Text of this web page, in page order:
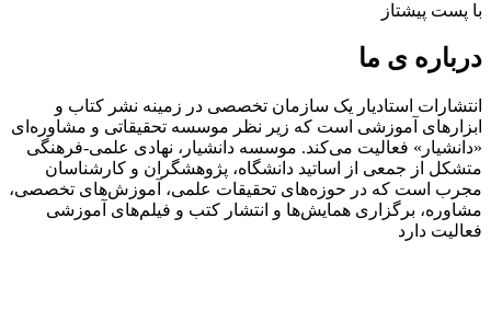
با پست پیشتاز
درباره ی ما
انتشارات استادیار یک سازمان تخصصی در زمینه نشر کتاب و
ابزارهای آموزشی است که زیر نظر موسسه تحقیقاتی و مشاوره‌ای
«دانشیار» فعالیت می‌کند. موسسه دانشیار، نهادی علمی-فرهنگی
متشکل از جمعی از اساتید دانشگاه، پژوهشگران و کارشناسان
مجرب است که در حوزه‌های تحقیقات علمی، آموزش‌های تخصصی،
مشاوره، برگزاری همایش‌ها و انتشار کتب و فیلم‌های آموزشی
فعالیت دارد